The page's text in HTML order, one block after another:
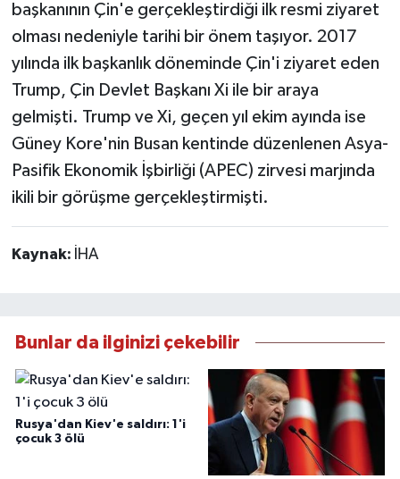
başkanının Çin'e gerçekleştirdiği ilk resmi ziyaret
olması nedeniyle tarihi bir önem taşıyor. 2017
yılında ilk başkanlık döneminde Çin'i ziyaret eden
Trump, Çin Devlet Başkanı Xi ile bir araya
gelmişti. Trump ve Xi, geçen yıl ekim ayında ise
Güney Kore'nin Busan kentinde düzenlenen Asya-
Pasifik Ekonomik İşbirliği (APEC) zirvesi marjında
ikili bir görüşme gerçekleştirmişti.
Kaynak: İHA
Bunlar da ilginizi çekebilir
Rusya'dan Kiev'e saldırı: 1'i
çocuk 3 ölü